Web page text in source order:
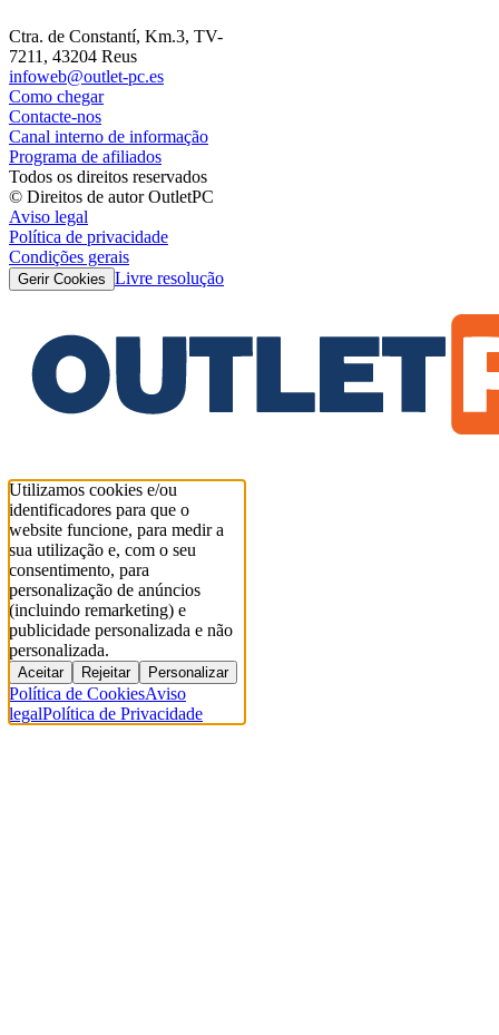
Ctra. de Constantí, Km.3, TV-
7211, 43204 Reus
infoweb@outlet-pc.es
Como chegar
Contacte-nos
Canal interno de informação
Programa de afiliados
Todos os direitos reservados
© Direitos de autor OutletPC
Aviso legal
Política de privacidade
Condições gerais
Gerir Cookies Livre resolução
Utilizamos cookies e/ou
identificadores para que o
website funcione, para medir a
sua utilização e, com o seu
consentimento, para
personalização de anúncios
(incluindo remarketing) e
publicidade personalizada e não
personalizada.
Aceitar Rejeitar Personalizar
Política de CookiesAviso
legalPolítica de Privacidade